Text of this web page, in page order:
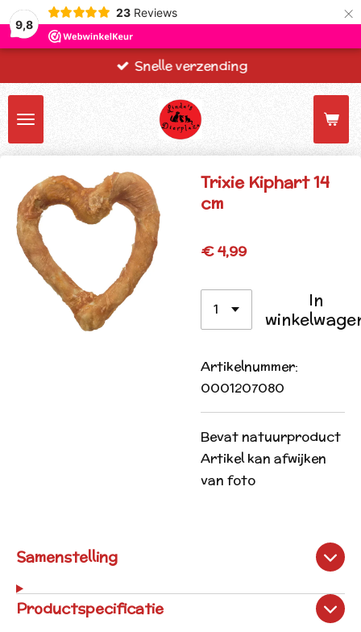
9,8
23 Reviews ×
Snelle verzending
Trixie Kiphart 14
cm
€ 4,99
In
Artikelnummer:
0001207080
Bevat natuurproduct
Artikel kan afwijken
van foto
Samenstelling
Productspecificatie